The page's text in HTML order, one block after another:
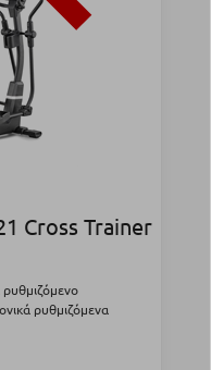
Cross Trainer
ρυθμιζόμενα